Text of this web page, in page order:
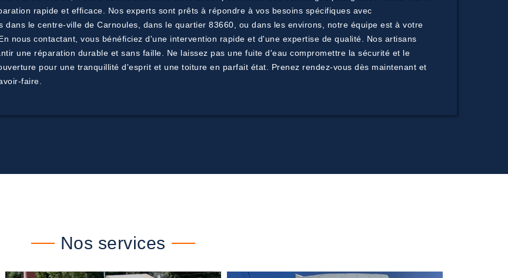
rapide et efficace. Nos experts sont prêts à répondre à vos besoins spécifiques avec
dans le centre-ville de Carnoules, dans le quartier 83660, ou dans les environs, notre équipe est à votre
nous contactant, vous bénéficiez d'une intervention rapide et d'une expertise de qualité. Nos artisans
une réparation durable et sans faille. Ne laissez pas une fuite d'eau compromettre la sécurité et le
pour une tranquillité d'esprit et une toiture en parfait état. Prenez rendez-vous dès maintenant et
faire.
Nos services